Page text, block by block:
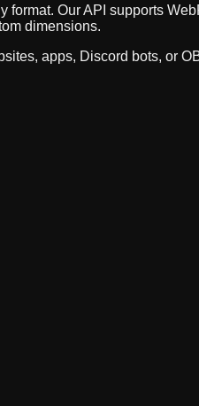
Our API supports
dimensions.
apps, Discord bots, or